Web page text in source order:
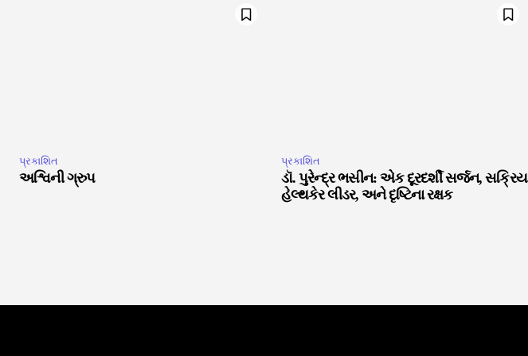
પ્રકાશિત
અશ્વિની ગ્રુપ
પ્રકાશિત
ડૉ. પુરેન્દ્ર ભસીન: એક દૂરદર્શી સર્જન, સક્રિય
હેલ્થકેર લીડર, અને દૃષ્ટિના રક્ષક